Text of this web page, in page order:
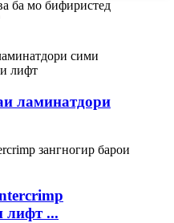
ба мо бифиристед
ламинатдори
лифт ...